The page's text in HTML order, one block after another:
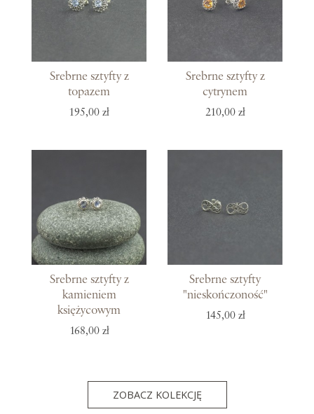
Srebrne sztyfty z
topazem
195,00 zł
Srebrne sztyfty z
cytrynem
210,00 zł
Srebrne sztyfty z
kamieniem
księżycowym
168,00 zł
Srebrne sztyfty
"nieskończoność"
145,00 zł
ZOBACZ KOLEKCJĘ